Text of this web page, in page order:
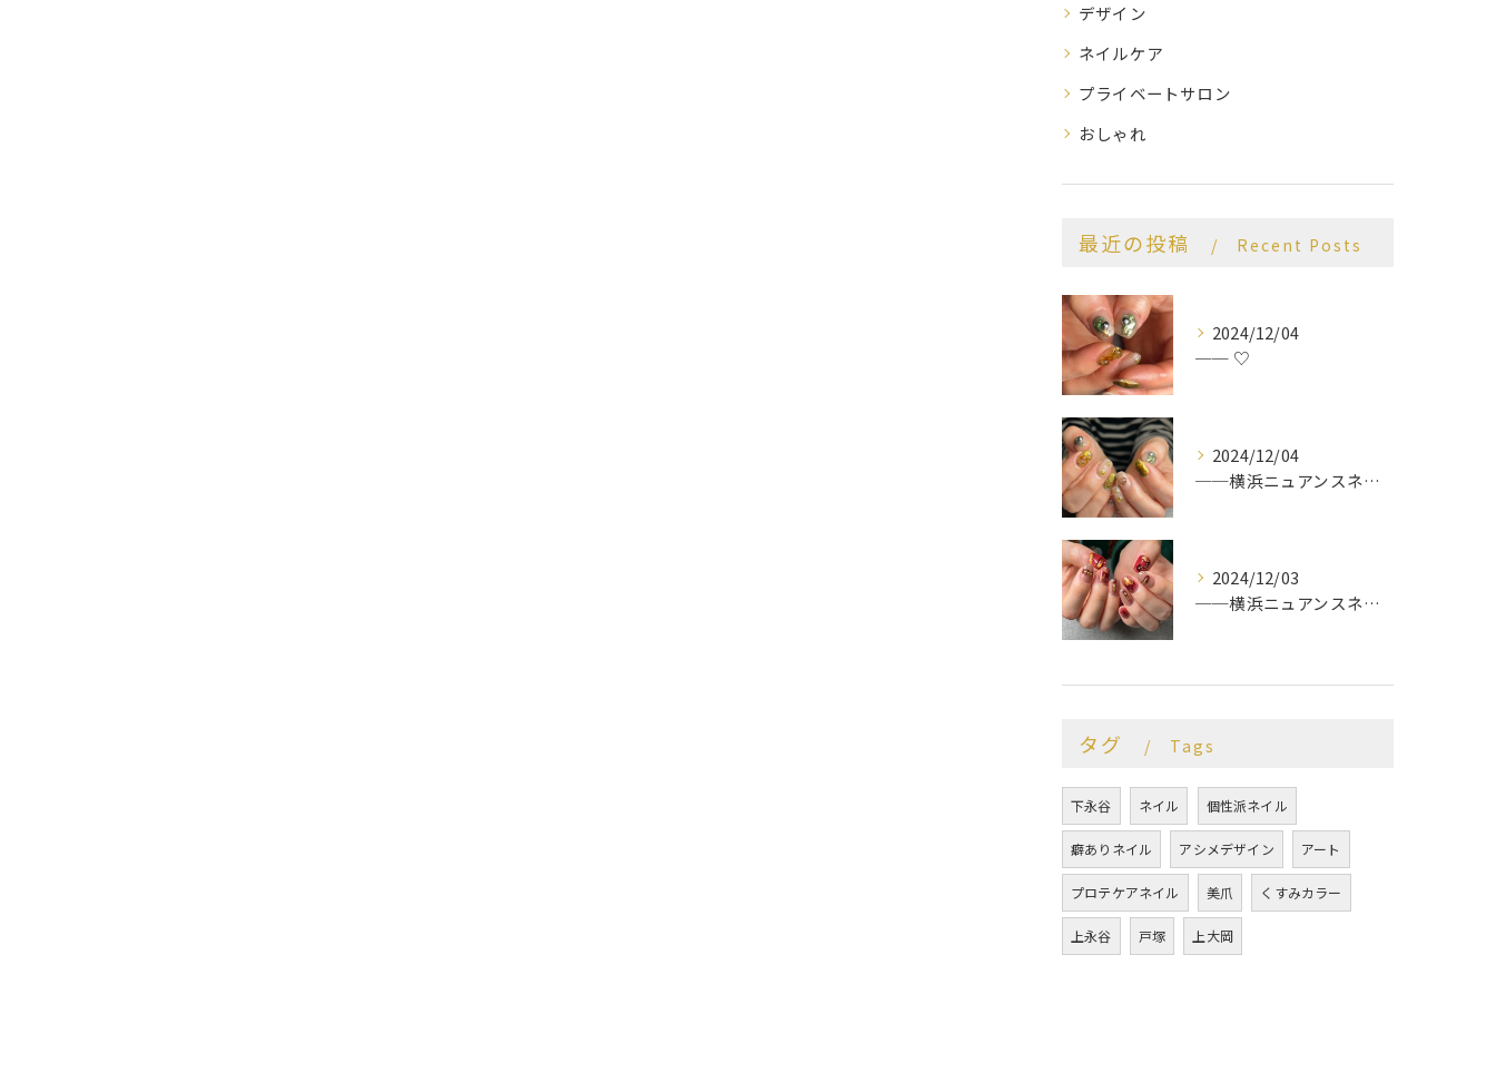
デザイン
ネイルケア
プライベートサロン
おしゃれ
最近の投稿 Recent Posts
2024/12/04
── ♡
2024/12/04
──横浜ニュアンスネイルサロン♡
2024/12/03
──横浜ニュアンスネイルサロン♡
タグ Tags
下永谷 ネイル 個性派ネイル
癖ありネイル アシメデザイン アート
プロテケアネイル 美爪 くすみカラー
上永谷 戸塚 上大岡